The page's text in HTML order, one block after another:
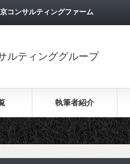
コンサルティングファーム
ルティンググループ
執筆者紹介